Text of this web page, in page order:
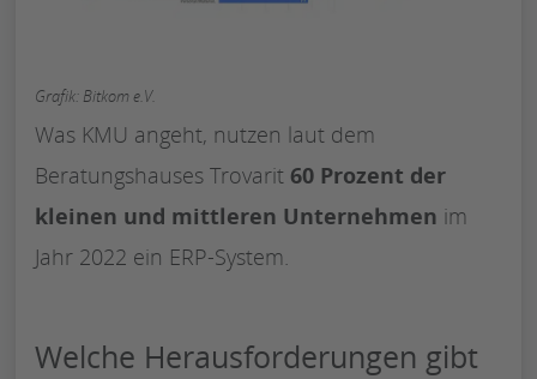
Grafik: Bitkom e.V.
Was KMU angeht, nutzen laut dem
Beratungshauses Trovarit 60 Prozent der
kleinen und mittleren Unternehmen im
Jahr 2022 ein ERP-System.
Welche Herausforderungen gibt